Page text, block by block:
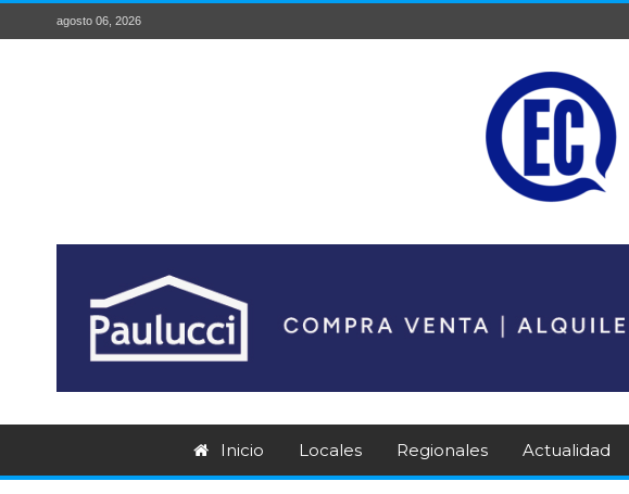
agosto 06, 2026
Inicio Locales Regionales Actualidad